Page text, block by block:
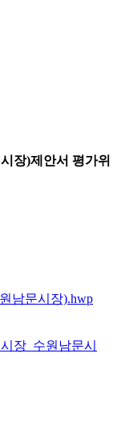
장)제안서 평가위
남문시장).hwp
장_수원남문시